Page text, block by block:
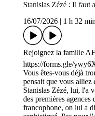
Stanislas Zézé : Il faut
16/07/2026
1 h 32
Rejoignez la famille
https://forms.gle/
Vous êtes-vous déjà
pensait que vous alliez
Stanislas Zézé, lui, l'a
des premières
francophone, on lui a